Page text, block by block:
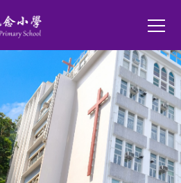
Main